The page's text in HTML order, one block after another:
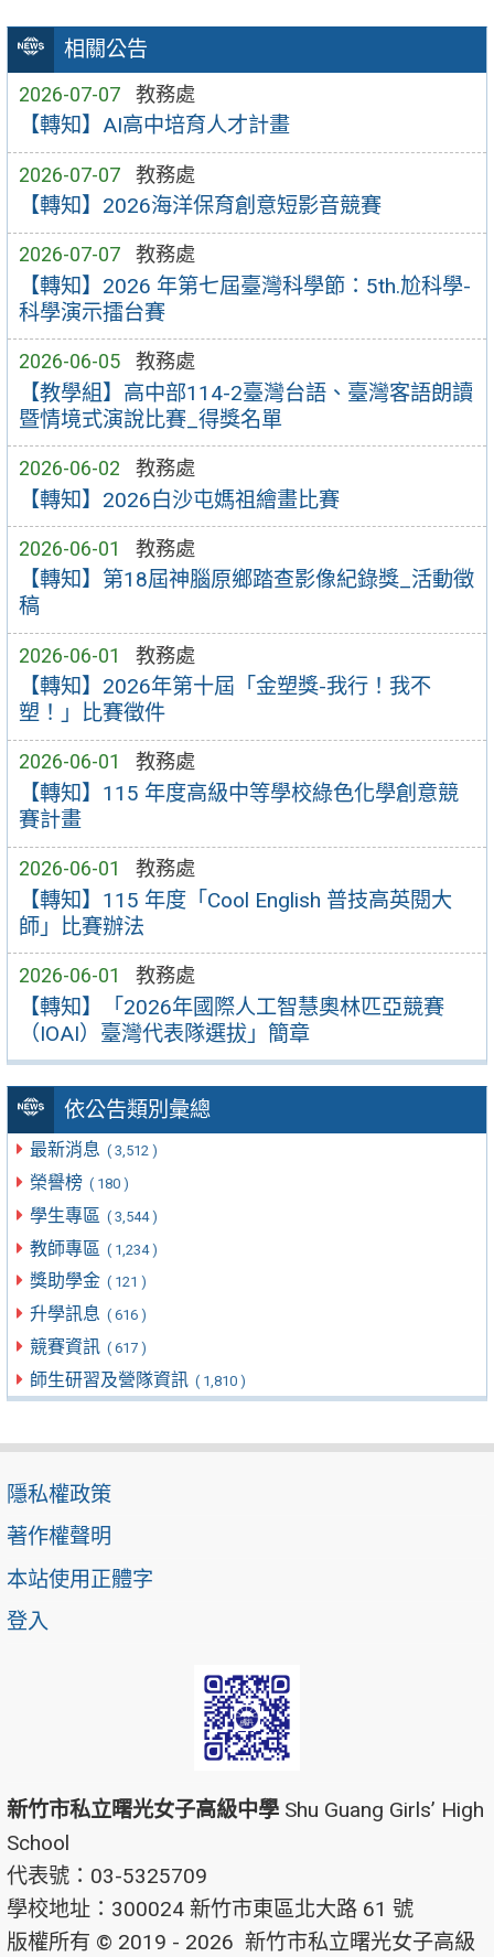
相關公告
2026-07-07 教務處
【轉知】AI高中培育人才計畫
2026-07-07 教務處
【轉知】2026海洋保育創意短影音競賽
2026-07-07 教務處
【轉知】2026 年第七屆臺灣科學節：5th.尬科學-
科學演示擂台賽
2026-06-05 教務處
【教學組】高中部114-2臺灣台語、臺灣客語朗讀
暨情境式演說比賽_得獎名單
2026-06-02 教務處
【轉知】2026白沙屯媽祖繪畫比賽
2026-06-01 教務處
【轉知】第18屆神腦原鄉踏查影像紀錄獎_活動徵
稿
2026-06-01 教務處
【轉知】2026年第十屆「金塑獎-我行！我不
塑！」比賽徵件
2026-06-01 教務處
【轉知】115 年度高級中等學校綠色化學創意競
賽計畫
2026-06-01 教務處
【轉知】115 年度「Cool English 普技高英閱大
師」比賽辦法
2026-06-01 教務處
【轉知】「2026年國際人工智慧奧林匹亞競賽
（IOAI）臺灣代表隊選拔」簡章
依公告類別彙總
最新消息 ( 3,512 )
榮譽榜 ( 180 )
學生專區 ( 3,544 )
教師專區 ( 1,234 )
獎助學金 ( 121 )
升學訊息 ( 616 )
競賽資訊 ( 617 )
師生研習及營隊資訊 ( 1,810 )
隱私權政策
著作權聲明
本站使用正體字
登入
新竹市私立曙光女子高級中學 Shu Guang Girls’ High
School
代表號：03-5325709
學校地址：300024 新竹市東區北大路 61 號
版權所有 © 2019 - 2026 新竹市私立曙光女子高級